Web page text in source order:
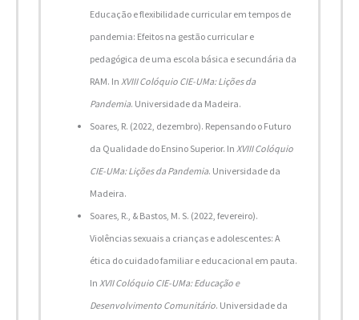
Educação e flexibilidade curricular em tempos de
pandemia: Efeitos na gestão curricular e
pedagógica de uma escola básica e secundária da
RAM. In XVIII Colóquio CIE-UMa: Lições da
Pandemia. Universidade da Madeira.
Soares, R. (2022, dezembro). Repensando o Futuro
da Qualidade do Ensino Superior. In XVIII Colóquio
CIE-UMa: Lições da Pandemia. Universidade da
Madeira.
Soares, R., & Bastos, M. S. (2022, fevereiro).
Violências sexuais a crianças e adolescentes: A
ética do cuidado familiar e educacional em pauta.
In XVII Colóquio CIE-UMa: Educação e
Desenvolvimento Comunitário. Universidade da